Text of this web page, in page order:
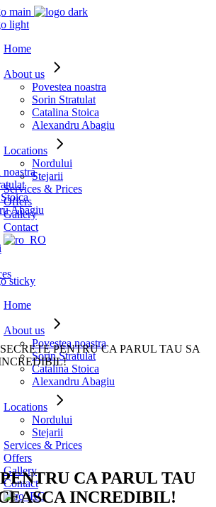
Home
About us
Povestea noastra
Sorin Stratulat
Catalina Stoica
Alexandru Abagiu
Locations
Nordului
Stejarii
Services & Prices
Offers
Gallery
Contact
Home
About us
Povestea noastra
Sorin Stratulat
Catalina Stoica
Alexandru Abagiu
Locations
Nordului
Stejarii
Services & Prices
Offers
Gallery
Contact
noastra
Abagiu
PENTRU CA PARUL TAU SA
CA PARUL TAU
INCREDIBIL!